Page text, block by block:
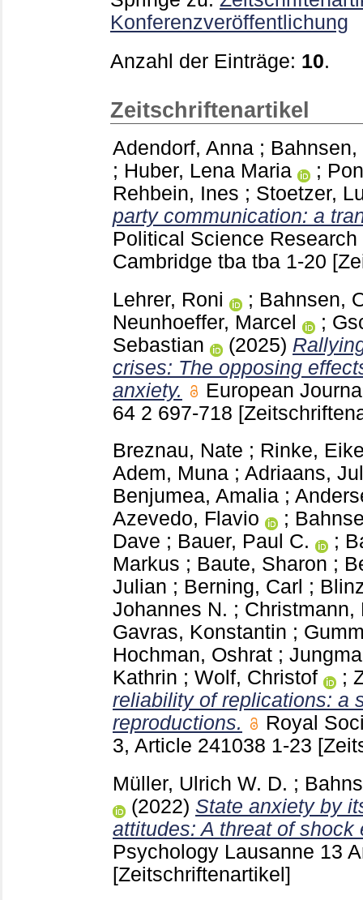
Konferenzveröffentlichung
Anzahl der Einträge: 10.
Zeitschriftenartikel
Adendorf, Anna ; Bahnsen,
; Huber, Lena Maria ;
Rehbein, Ines ; Stoetzer,
party communication: a
Political Science
Cambridge tba tba 1-20
Lehrer, Roni
; Bahnsen,
Neunhoeffer, Marcel
;
Sebastian
(2025)
crises: The opposing
anxiety.
European
64 2 697-718
Breznau, Nate ; Rinke,
Adem, Muna ; Adriaans,
Benjumea, Amalia ;
Azevedo, Flavio
;
Dave ; Bauer, Paul C. ;
Markus ; Baute, Sharon ;
Julian ; Berning, Carl ;
Johannes N. ; Christmann,
Gavras, Konstantin ;
Hochman, Oshrat ;
Kathrin ; Wolf, Christof ;
reliability of replications: a
reproductions.
Royal
3, Article 241038 1-23
Müller, Ulrich W. D. ;
(2022) State anxiety by
attitudes: A threat of shock
Psychology Lausanne 13
[Zeitschriftenartikel]